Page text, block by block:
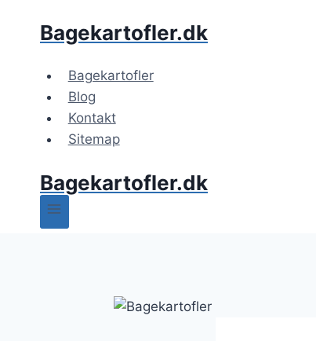
Bagekartofler.dk
Bagekartofler
Blog
Kontakt
Sitemap
Bagekartofler.dk